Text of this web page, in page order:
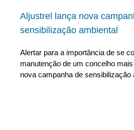
Aljustrel lança nova
sensibilização ambiental
Alertar para a importância de se
manutenção de um concelho
nova campanha de sensibilização